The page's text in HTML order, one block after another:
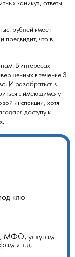
каникул, ответы
рублей имеет
предвидит, что в
В интересах
в течение 3
И разобраться в
с имеющимся у
инспекции, хотя
доступу к
ключ
МФО, услугам
и т.д.